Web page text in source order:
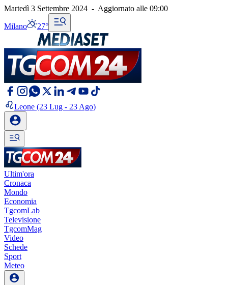
Martedì 3 Settembre 2024 - Aggiornato alle 09:00
Milano 27°
Leone (23 Lug - 23 Ago)
Ultim'ora
Cronaca
Mondo
Economia
TgcomLab
Televisione
TgcomMag
Video
Schede
Sport
Meteo